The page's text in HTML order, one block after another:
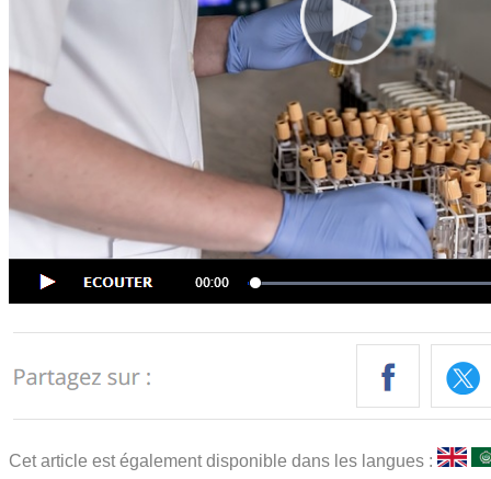
Cet article est également disponible dans les langues :